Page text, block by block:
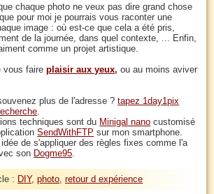
chaque photo ne veux pas dire grand chose
pour moi je pourrais vous raconter une
image : où est-ce que cela a été pris,
de la journée, dans quel contexte, ... Enfin,
comme un projet artistique.
vous faireplaisir aux yeux, ou au moins aviver
plus de l'adresse ?tapez 1day1pix
techniques sont du Minigal nano customisé
SendWithFTP sur mon smartphone.
de s'appliquer des règles fixes comme l'a
son Dogme95
: DIY,photo ,retour d expérience